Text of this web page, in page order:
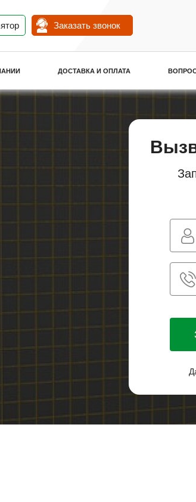
Заказать звонок
ДОСТАВКА И ОПЛАТА